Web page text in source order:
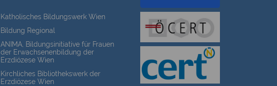
Katholisches Bildungswerk Wien
Bildung Regional
ANIMA, Bildungsinitiative für Frauen
der Erwachsenenbildung der
Erzdiözese Wien
Kirchliches Bibliothekswerk der
Erzdiözese Wien